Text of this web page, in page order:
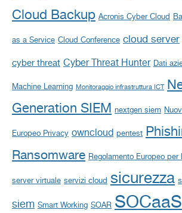
Cloud Backup Acronis Cyber Cloud
as a Service Cloud Conference cloud server
cyber threat Cyber Threat Hunter Dati
Machine Learning Monitoraggio infrastruttura ICT
Generation SIEM nextgen siem
Europeo Privacy owncloud pentest
Ransomware Regolamento Europeo per
server virtuale servizi cloud sicurezza
siem Smart Working SOAR SOCaaS